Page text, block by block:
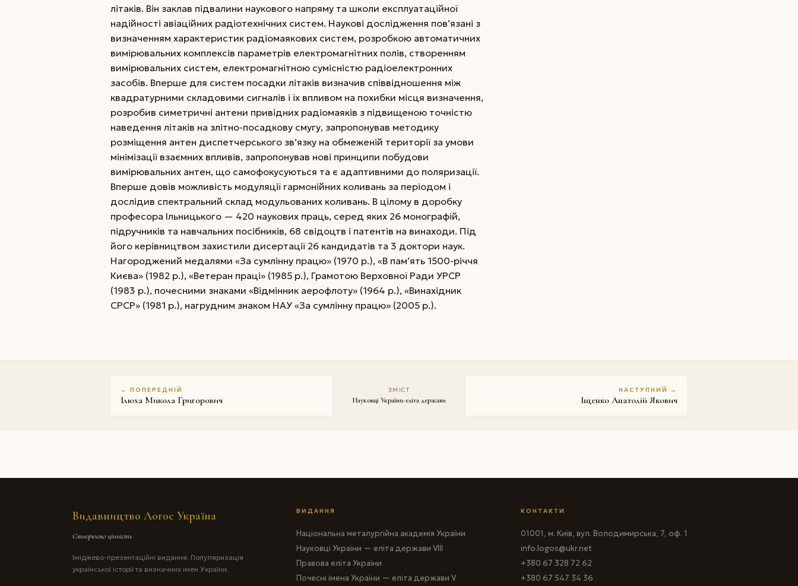
літаків. Він заклав підвалини наукового напряму та школи експлуатаційної
надійності авіаційних радіотехнічних систем. Наукові дослідження пов’язані з
визначенням характеристик радіомаякових систем, розробкою автоматичних
вимірювальних комплексів параметрів електромагнітних полів, створенням
вимірювальних систем, електромагнітною сумісністю радіоелектронних
засобів. Вперше для систем посадки літаків визначив співвідношення між
квадратурними складовими сигналів і їх впливом на похибки місця визначення,
розробив симетричні антени привідних радіомаяків з підвищеною точністю
наведення літаків на злітно-посадкову смугу, запропонував методику
розміщення антен диспетчерського зв’язку на обмеженій території за умови
мінімізації взаємних впливів, запропонував нові принципи побудови
вимірювальних антен, що самофокусуються та є адаптивними до поляризації.
Вперше довів можливість модуляції гармонійних коливань за періодом і
дослідив спектральний склад модульованих коливань. В цілому в доробку
професора Ільницького — 420 наукових праць, серед яких 26 монографій,
підручників та навчальних посібників, 68 свідоцтв і патентів на винаходи. Під
його керівництвом захистили дисертації 26 кандидатів та 3 доктори наук.
Нагороджений медалями «За сумлінну працю» (1970 р.), «В пам’ять 1500-річчя
Києва» (1982 р.), «Ветеран праці» (1985 р.), Грамотою Верховної Ради УРСР
(1983 р.), почесними знаками «Відмінник аерофлоту» (1964 р.), «Винахідник
СРСР» (1981 р.), нагрудним знаком НАУ «За сумлінну працю» (2005 р.).
← ПОПЕРЕДНІЙ
Iлюха Микола Григорович
ЗМІСТ
Науковці України-еліта держави
НАСТУПНИЙ →
Iщенко Анатолій Якович
Видавництво Логос Україна
Створюємо цінність
Іміджево-презентаційні видання. Популяризація
української історії та визначних імен України.
ВИДАННЯ
Національна металургійна академія України
Науковці України — еліта держави VIII
Правова еліта України
Почесні імена України — еліта держави V
КОНТАКТИ
01001, м. Київ, вул. Володимирська, 7, оф. 1
info.logos@ukr.net
+380 67 328 72 62
+380 67 547 34 36